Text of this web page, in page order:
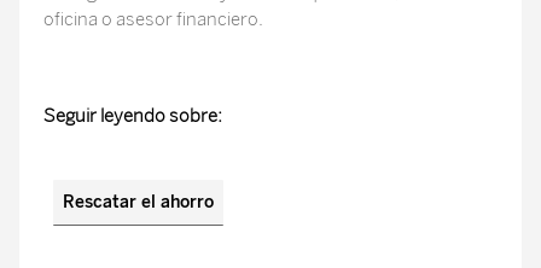
oficina o asesor financiero.
Seguir leyendo sobre:
Rescatar el ahorro